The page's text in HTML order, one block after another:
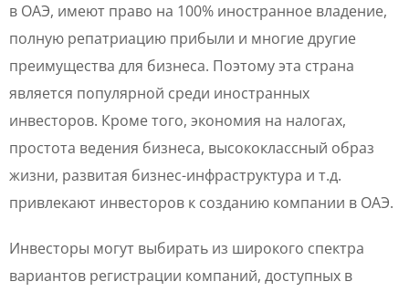
в ОАЭ, имеют право на 100% иностранное владение,
полную репатриацию прибыли и многие другие
преимущества для бизнеса. Поэтому эта страна
является популярной среди иностранных
инвесторов. Кроме того, экономия на налогах,
простота ведения бизнеса, высококлассный образ
жизни, развитая бизнес-инфраструктура и т.д.
привлекают инвесторов к созданию компании в ОАЭ.
Инвесторы могут выбирать из широкого спектра
вариантов регистрации компаний, доступных в